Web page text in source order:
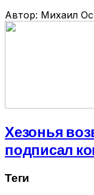
Автор: Михаил
Хезонья
подписал
Теги